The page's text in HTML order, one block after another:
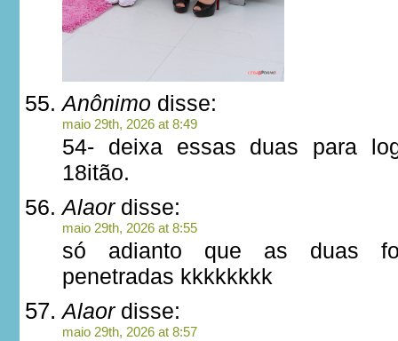
Anônimo disse:
maio 29th, 2026 at 8:49
54- deixa essas duas para
18itão.
Alaordisse:
maio 29th, 2026 at 8:55
só adianto que as duas
penetradas kkkkkkkk
Alaordisse:
maio 29th, 2026 at 8:57